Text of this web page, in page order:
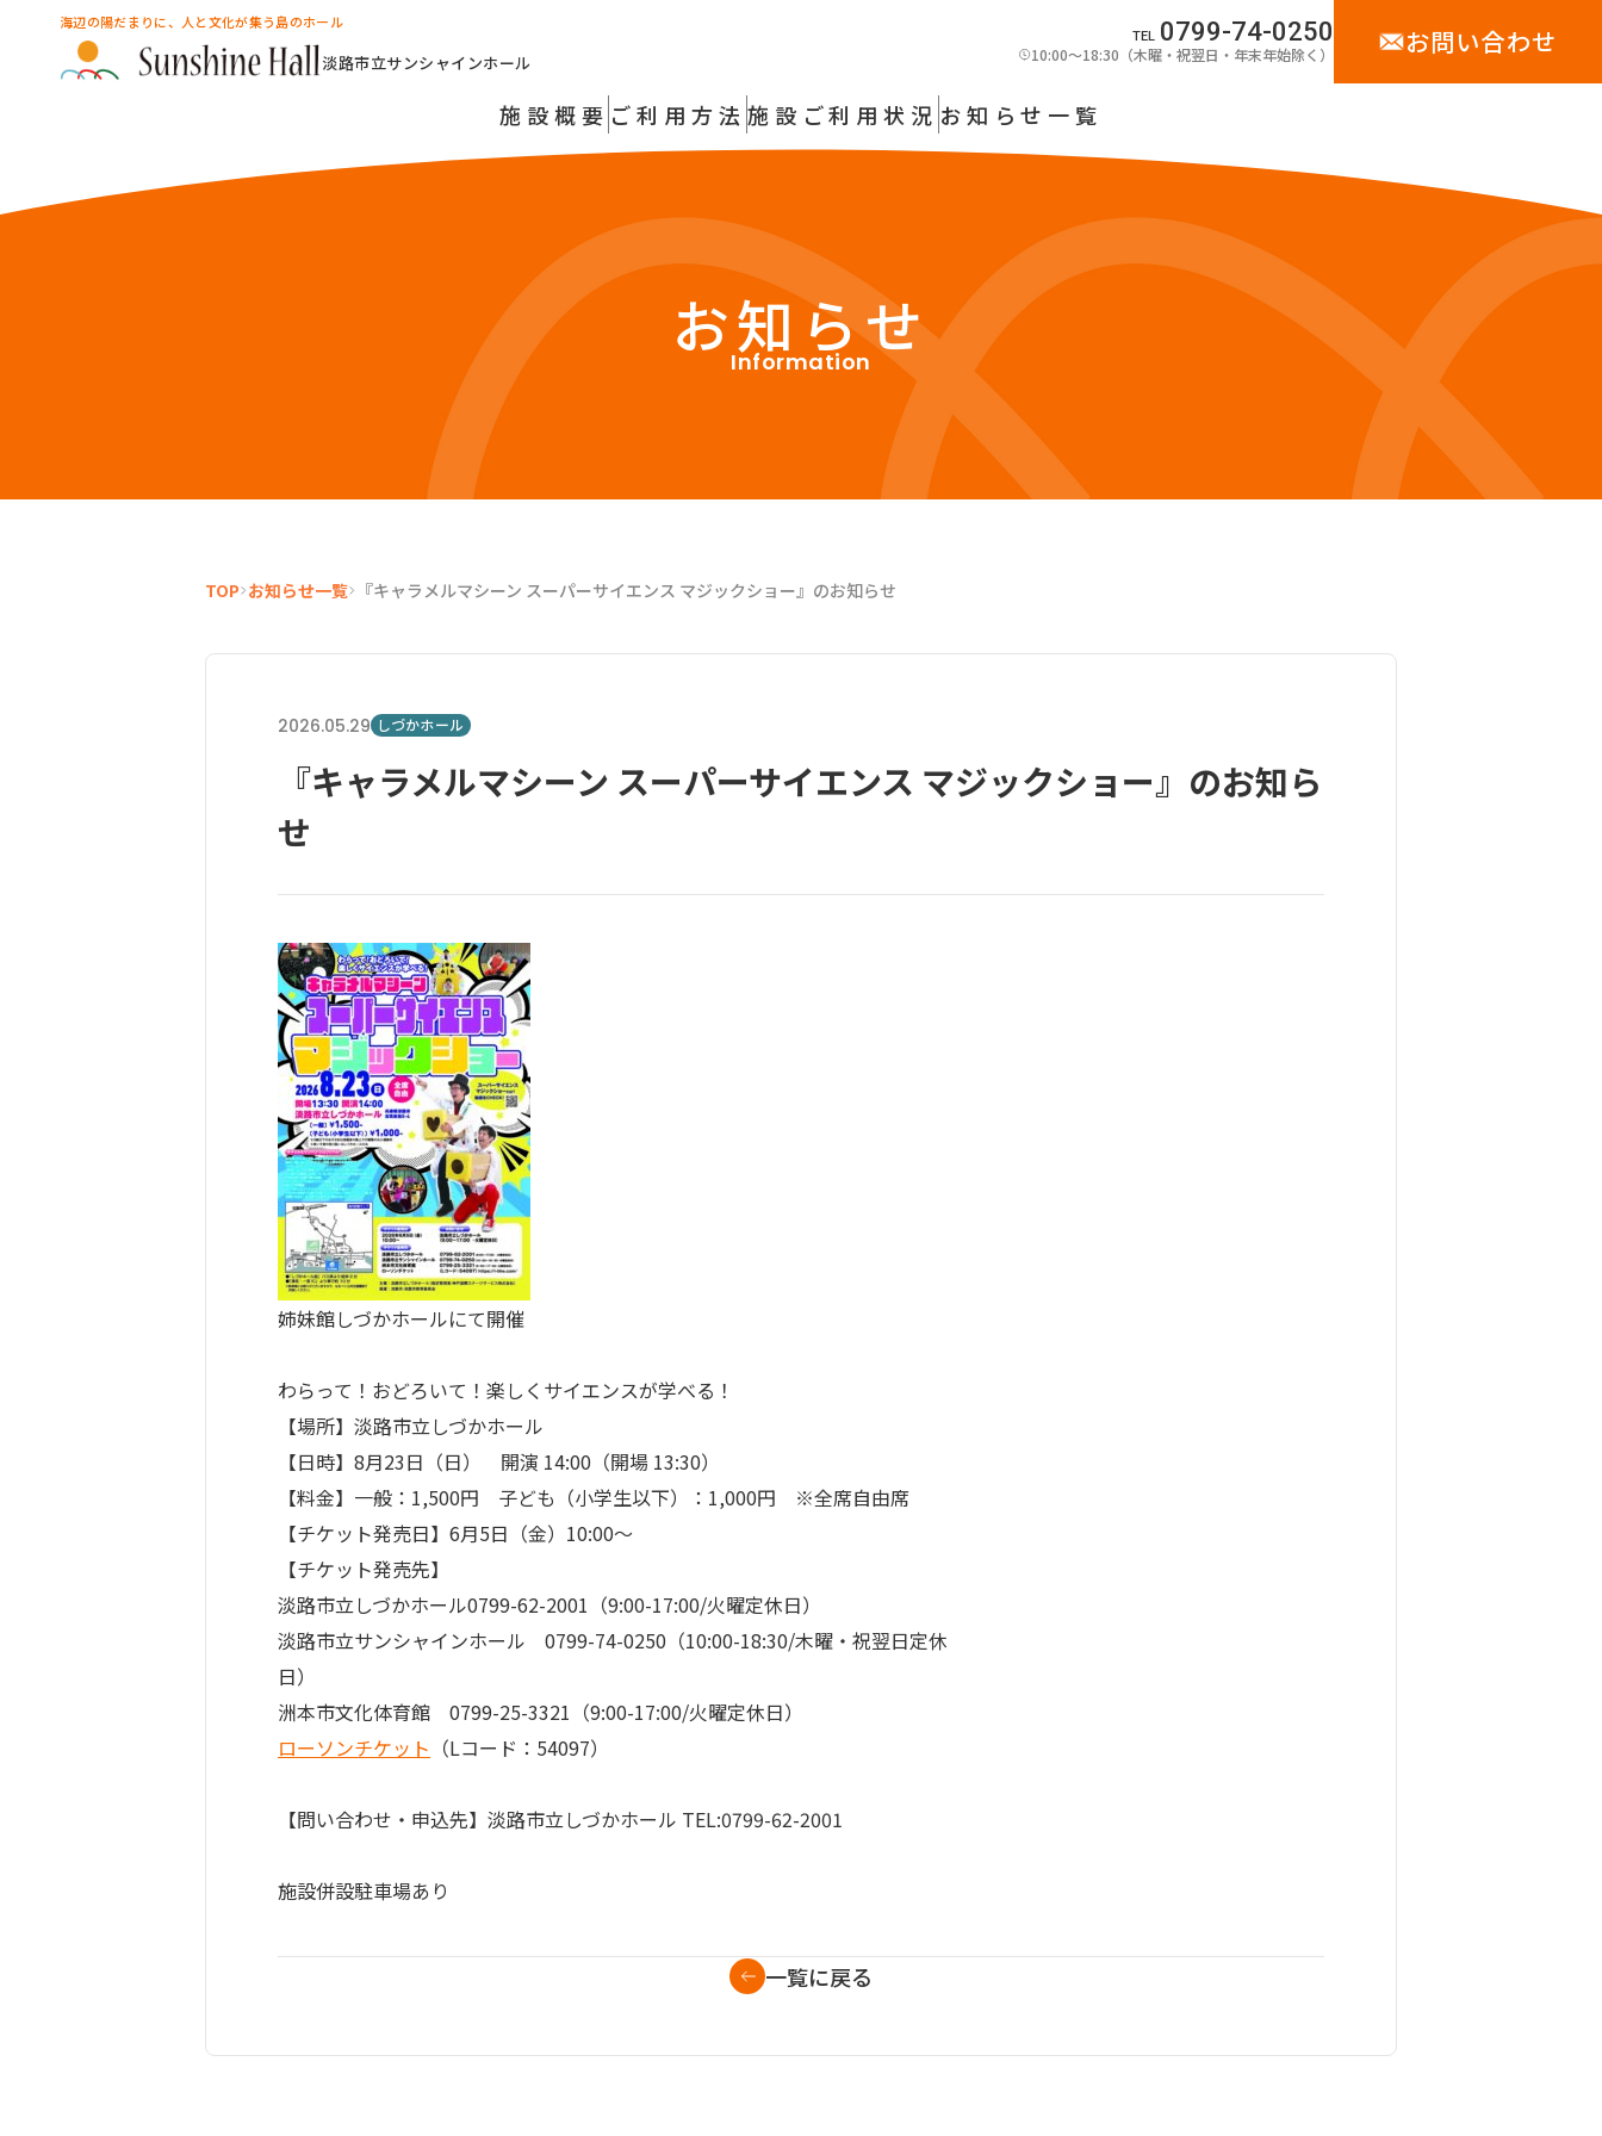
海辺の陽だまりに、人と文化が集う島のホール
淡路市立サンシャインホール
TEL0799-74-0250
10:00〜18:30（木曜・祝翌日・年末年始除く） お問い合わせ
施設概要 ご利用方法 施設ご利用状況 お知らせ一覧
お知らせ
Information
TOP お知らせ一覧 『キャラメルマシーン スーパーサイエンス マジックショー』のお知らせ
2026.05.29 しづかホール
『キャラメルマシーン スーパーサイエンス マジックショー』のお知ら
せ
姉妹館しづかホールにて開催
わらって！おどろいて！楽しくサイエンスが学べる！
【場所】淡路市立しづかホール
【日時】8月23日（日）　開演 14:00（開場 13:30）
【料金】一般：1,500円　子ども（小学生以下）：1,000円　※全席自由席
【チケット発売日】6月5日（金）10:00～
【チケット発売先】
淡路市立しづかホール0799-62-2001（9:00-17:00/火曜定休日）
淡路市立サンシャインホール　0799-74-0250（10:00-18:30/木曜・祝翌日定休
日）
ローソンチケット （Lコード：54097）
【問い合わせ・申込先】淡路市立しづかホール TEL:0799-62-2001
施設併設駐車場あり
一覧に戻る